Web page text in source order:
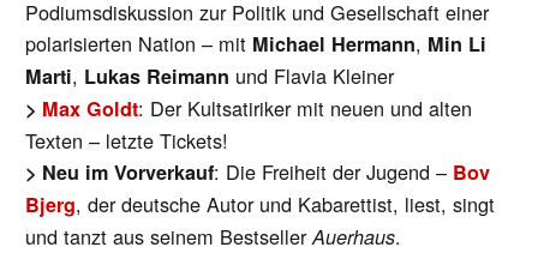
Podiumsdiskussion zur Politik und Gesellschaft einer
polarisierten Nation – mit Michael Hermann, Min Li
Marti, Lukas Reimann und Flavia Kleiner
> Max Goldt: Der Kultsatiriker mit neuen und alten
Texten – letzte Tickets!
> Neu im Vorverkauf: Die Freiheit der Jugend – Bov
Bjerg, der deutsche Autor und Kabarettist, liest, singt
und tanzt aus seinem BestsellerAuerhaus.